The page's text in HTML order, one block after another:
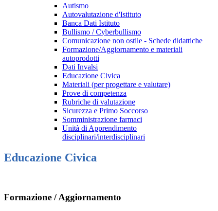
Autismo
Autovalutazione d'Istituto
Banca Dati Istituto
Bullismo / Cyberbullismo
Comunicazione non ostile - Schede didattiche
Formazione/Aggiornamento e materiali
autoprodotti
Dati Invalsi
Educazione Civica
Materiali (per progettare e valutare)
Prove di competenza
Rubriche di valutazione
Sicurezza e Primo Soccorso
Somministrazione farmaci
Unità di Apprendimento
disciplinari/interdisciplinari
Educazione Civica
Formazione / Aggiornamento